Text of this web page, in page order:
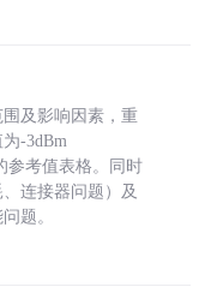
及影响因素，重
-3dBm
参考值表格。同时
连接器问题）及
题。